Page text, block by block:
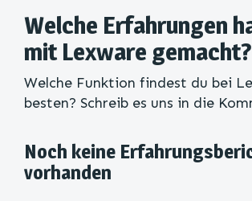
Welche Erfahrungen
mit Lexware gemacht?
Welche Funktion findest du bei
besten? Schreib es uns in die
Noch keine
vorhanden